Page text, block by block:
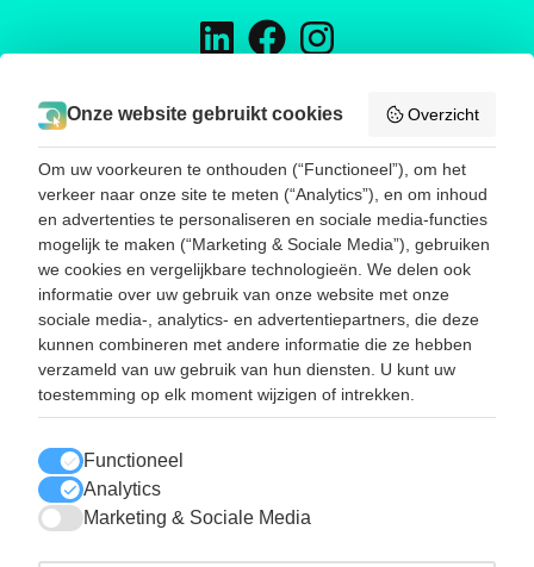
H&D TRADING
Energieweg 16
5145 NW Waalwijk
Telefoon:0031416785188
E-mail:info@hend-trading.com
KVK: 60393173
BTW: NL001786385B67
SNEL NAAR
Disposables
Werkhandschoenen
Onze website gebruikt cookies Overzicht
Om uw voorkeuren te onthouden (“Functioneel”), om het
verkeer naar onze site te meten (“Analytics”), en om inhoud
en advertenties te personaliseren en sociale media-functies
mogelijk te maken (“Marketing & Sociale Media”), gebruiken
we cookies en vergelijkbare technologieën. We delen ook
informatie over uw gebruik van onze website met onze
sociale media-, analytics- en advertentiepartners, die deze
kunnen combineren met andere informatie die ze hebben
verzameld van uw gebruik van hun diensten. U kunt uw
toestemming op elk moment wijzigen of intrekken.
Functioneel
Analytics
Marketing & Sociale Media